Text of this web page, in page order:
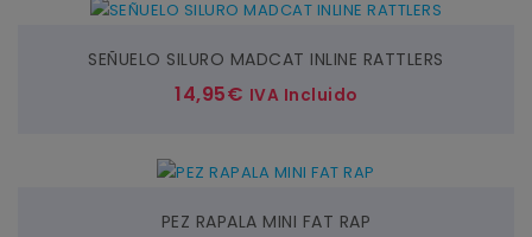
SEÑUELO SILURO MADCAT INLINE RATTLERS
14,95€ IVA Incluido
PEZ RAPALA MINI FAT RAP